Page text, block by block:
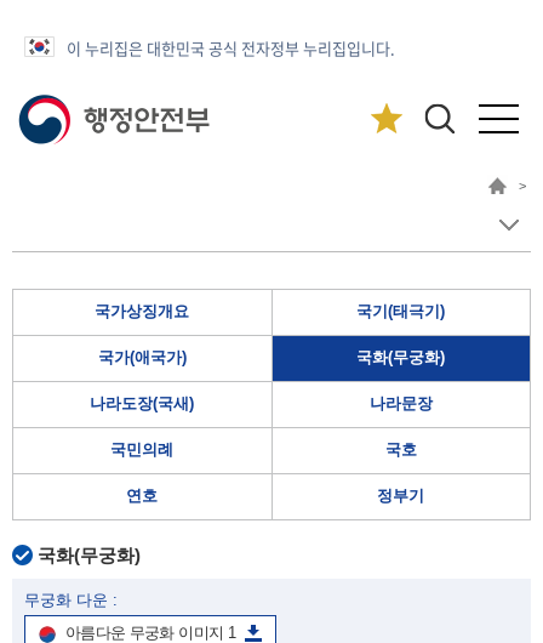
이 누리집은 대한민국 공식 전자정부 누리집입니다.
>
국가상징개요 국기(태극기)
국가(애국가) 국화(무궁화)
나라도장(국새) 나라문장
국민의례 국호
연호 정부기
국화(무궁화)
무궁화 다운 :
아름다운 무궁화 이미지 1